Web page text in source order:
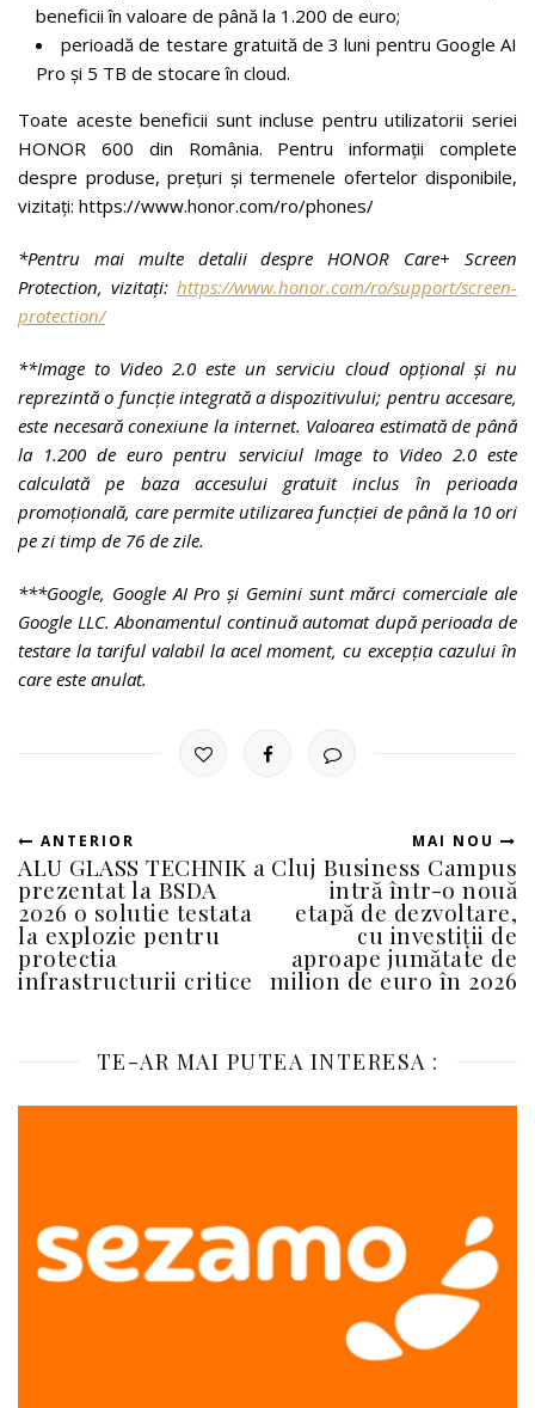
beneficii în valoare de până la 1.200 de euro;
perioadă de testare gratuită de 3 luni pentru Google AI
Pro și 5 TB de stocare în cloud.
Toate aceste beneficii sunt incluse pentru utilizatorii seriei
HONOR 600 din România. Pentru informații complete
despre produse, prețuri și termenele ofertelor disponibile,
vizitați: https://www.honor.com/ro/phones/
*Pentru mai multe detalii despre HONOR Care+ Screen
Protection, vizitați: https://www.honor.com/ro/support/screen-
protection/
**Image to Video 2.0 este un serviciu cloud opțional și nu
reprezintă o funcție integrată a dispozitivului; pentru accesare,
este necesară conexiune la internet. Valoarea estimată de până
la 1.200 de euro pentru serviciul Image to Video 2.0 este
calculată pe baza accesului gratuit inclus în perioada
promoțională, care permite utilizarea funcției de până la 10 ori
pe zi timp de 76 de zile.
***Google, Google AI Pro și Gemini sunt mărci comerciale ale
Google LLC. Abonamentul continuă automat după perioada de
testare la tariful valabil la acel moment, cu excepția cazului în
care este anulat.
ANTERIOR
ALU GLASS TECHNIK a
prezentat la BSDA
2026 o solutie testata
la explozie pentru
protectia
infrastructurii critice
MAI NOU
Cluj Business Campus
intră într-o nouă
etapă de dezvoltare,
cu investiții de
aproape jumătate de
milion de euro în 2026
TE-AR MAI PUTEA INTERESA :